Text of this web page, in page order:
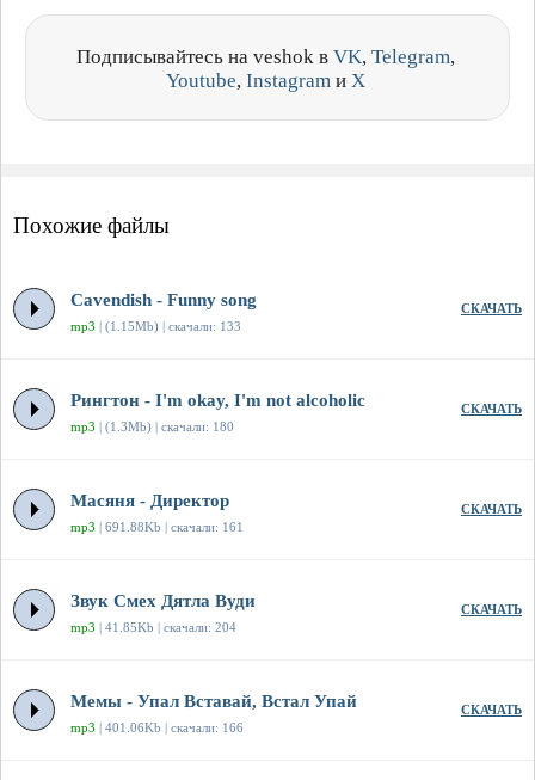
Подписывайтесь на veshok в VK, Telegram,
Youtube, Instagram и X
Похожие файлы
Cavendish - Funny song
mp3 | (1.15Mb) | скачали: 133
СКАЧАТЬ
Рингтон - I'm okay, I'm not alcoholic
mp3 | (1.3Mb) | скачали: 180
СКАЧАТЬ
Масяня - Директор
mp3 | 691.88Kb | скачали: 161
СКАЧАТЬ
Звук Смех Дятла Вуди
mp3 | 41.85Kb | скачали: 204
СКАЧАТЬ
Мемы - Упал Вставай, Встал Упай
mp3 | 401.06Kb | скачали: 166
СКАЧАТЬ